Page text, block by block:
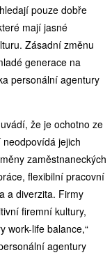
pouze dobře
mají jasné
Zásadní změnu
generace na
personální agentury
že je ochotno ze
jejich
zaměstnaneckých
flexibilní pracovní
a diverzita. Firmy
firemní kultury,
work-life balance,“
agentury